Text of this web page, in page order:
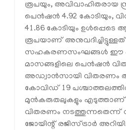
രൂപയും, അവിവാഹിതരായ
പെന്‍ഷന്‍ 4.92 കോടിയും,
41.86 കോടിയും ഉള്‍പ്പെടെ
രൂപയാണ്
സഹകരണസംഘങ്ങള്‍ ഈ
മാസങ്ങളിലെ പെന്‍ഷന്‍
അഡ്വാന്‍സായി വിതരണം
കോവിഡ് 19
മുന്‍കരുതലുകളും
വിതരണം
ജോയിന്റ് രജിസ്ട്രാര്‍